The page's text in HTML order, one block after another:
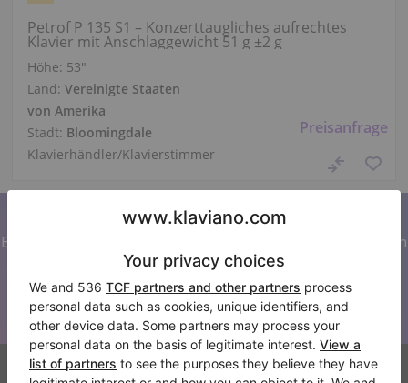
Preisanfrage
Petrof P 135 S1 – Konzerttaugliches aufrechtes
Klavier mit Anschlaggewicht 51 g ±2 g
Höhe: 53″
Land: Vereinigte Staaten
von Amerika
Stadt: Bloomingdale
Klavierhändler/Klavierstimmer
Abonnieren Sie unseren Newsletter
Bleiben Sie auf dem Laufenden mit allen Neuigkeiten von
Klaviano